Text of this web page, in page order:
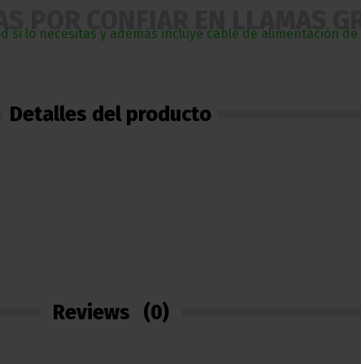
lo necesitas y además incluye cable de alimentación
Detalles del producto
Reviews (0)
POR CONFIAR EN LLAMAS